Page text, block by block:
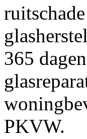
365
PKVW.